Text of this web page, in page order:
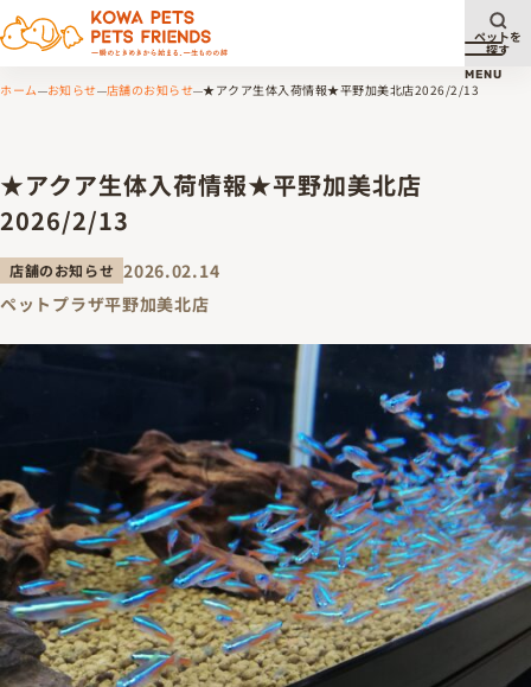
メニ
MENU
ペットを
探す
ホーム お知らせ 店舗のお知らせ ★アクア生体入荷情報★平野加美北店2026/2/13
★アクア生体入荷情報★平野加美北店
2026/2/13
店舗のお知らせ 2026.02.14
ペットプラザ平野加美北店